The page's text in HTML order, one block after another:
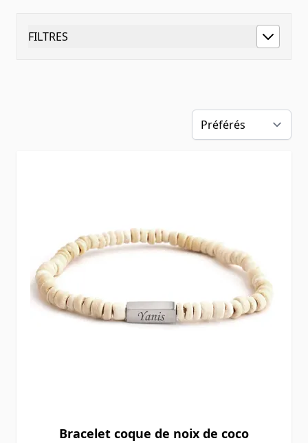
FILTRES
Bracelet coque de noix de coco